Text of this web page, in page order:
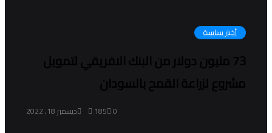
أخبار سياسية
73 مليون دولار من البنك الافريقي لتمويل
مشروع لزراعة القمح بالسودان
ديسمبر 18, 2022 0
185